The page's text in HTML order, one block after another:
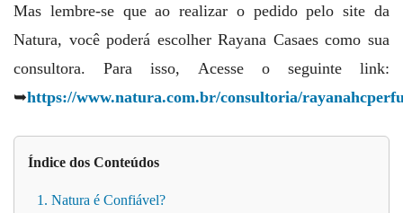
Mas lembre-se que ao realizar o pedido pelo site da
Natura, você poderá escolher Rayana Casaes como sua
consultora. Para isso, Acesse o seguinte link:
➥https://www.natura.com.br/consultoria/
Índice dos Conteúdos
1. Natura é Confiável?